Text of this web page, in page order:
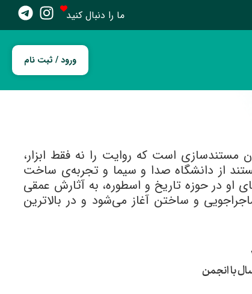
ما را دنبال کنید
ورود / ثبت نام
مستندسازی است که روایت را نه فقط ابزار،
از دانشگاه صدا و سیما و تجربه‌ی ساخت
در حوزه تاریخ و اسطوره، به آثارش عمقی
و ساختن آغاز می‌شود و در بالاترین
با انجمن